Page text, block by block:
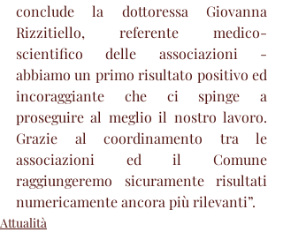
conclude la dottoressa Giovanna
Rizzitiello, referente medico-
scientifico delle associazioni -
abbiamo un primo risultato positivo ed
incoraggiante che ci spinge a
proseguire al meglio il nostro lavoro.
Grazie al coordinamento tra le
associazioni ed il Comune
raggiungeremo sicuramente risultati
numericamente ancora più rilevanti”.
Attualità